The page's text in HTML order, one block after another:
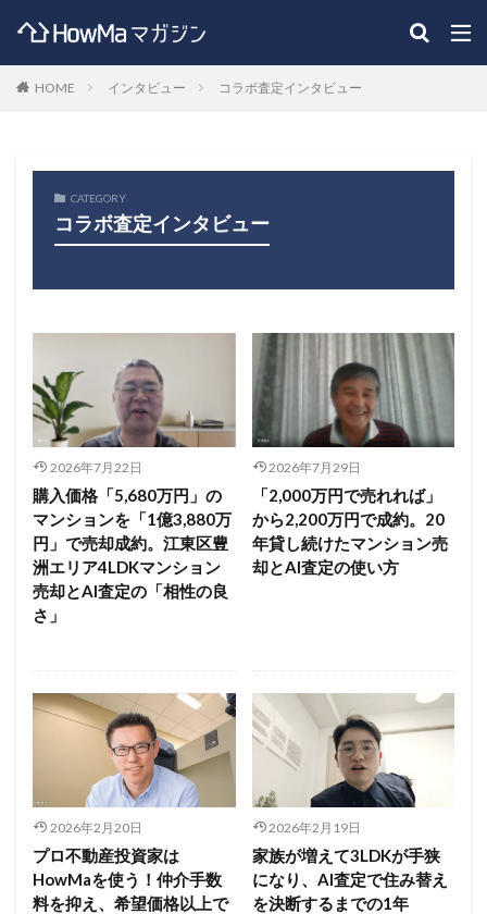
HOME インタビュー コラボ査定インタビュー
CATEGORY
コラボ査定インタビュー
2026年7月22日
購入価格「5,680万円」の
マンションを「1億3,880万
円」で売却成約。江東区豊
洲エリア4LDKマンション
売却とAI査定の「相性の良
さ」
2026年7月29日
「2,000万円で売れれば」
から2,200万円で成約。20
年貸し続けたマンション売
却とAI査定の使い方
2026年2月20日
プロ不動産投資家は
HowMaを使う！仲介手数
料を抑え、希望価格以上で
2026年2月19日
家族が増えて3LDKが手狭
になり、AI査定で住み替え
を決断するまでの1年